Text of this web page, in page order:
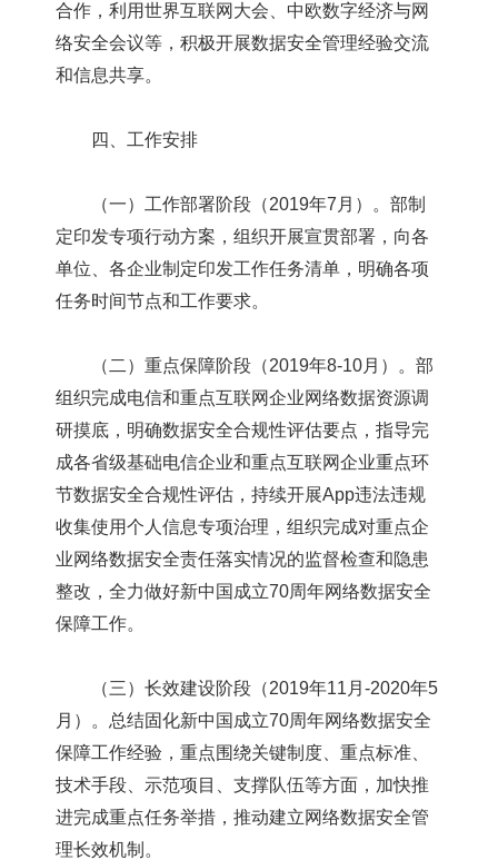
合作，利用世界互联网大会、中欧数字经济与网
络安全会议等，积极开展数据安全管理经验交流
和信息共享。
四、工作安排
（一）工作部署阶段（2019年7月）。部制
定印发专项行动方案，组织开展宣贯部署，向各
单位、各企业制定印发工作任务清单，明确各项
任务时间节点和工作要求。
（二）重点保障阶段（2019年8-10月）。部
组织完成电信和重点互联网企业网络数据资源调
研摸底，明确数据安全合规性评估要点，指导完
成各省级基础电信企业和重点互联网企业重点环
节数据安全合规性评估，持续开展App违法违规
收集使用个人信息专项治理，组织完成对重点企
业网络数据安全责任落实情况的监督检查和隐患
整改，全力做好新中国成立70周年网络数据安全
保障工作。
（三）长效建设阶段（2019年11月-2020年5
月）。总结固化新中国成立70周年网络数据安全
保障工作经验，重点围绕关键制度、重点标准、
技术手段、示范项目、支撑队伍等方面，加快推
进完成重点任务举措，推动建立网络数据安全管
理长效机制。